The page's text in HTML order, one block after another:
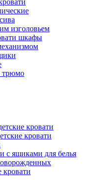
изголовьем
шкафы
трюмо
кровати
кровати
с ящиками для белья
кровати